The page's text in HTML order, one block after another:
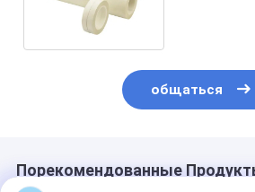
общаться
Порекомендованные